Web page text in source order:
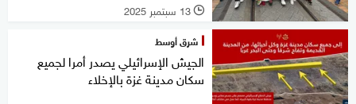
l 13 سبتمبر 2025
شرق أوسط
الجيش الإسرائيلي يصدر أمرا لجميع
سكان مدينة غزة بالإخلاء